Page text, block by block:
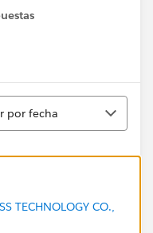
por fecha
TECHNOLOGY CO.,